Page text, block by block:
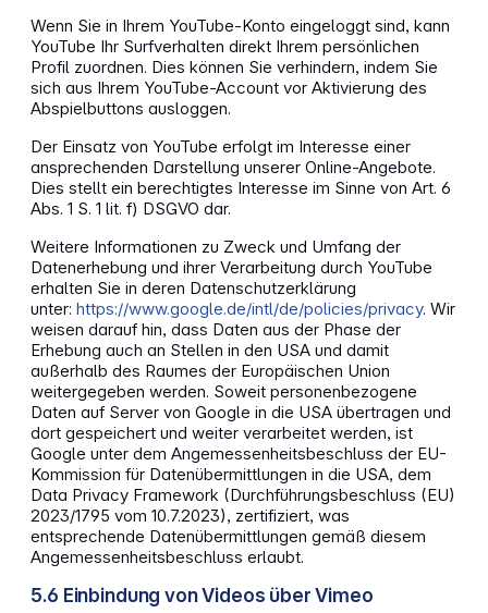
Wenn Sie in Ihrem YouTube-Konto eingeloggt sind, kann
YouTube Ihr Surfverhalten direkt Ihrem persönlichen
Profil zuordnen. Dies können Sie verhindern, indem Sie
sich aus Ihrem YouTube-Account vor Aktivierung des
Abspielbuttons ausloggen.
Der Einsatz von YouTube erfolgt im Interesse einer
ansprechenden Darstellung unserer Online-Angebote.
Dies stellt ein berechtigtes Interesse im Sinne von Art. 6
Abs. 1 S. 1 lit. f) DSGVO dar.
Weitere Informationen zu Zweck und Umfang der
Datenerhebung und ihrer Verarbeitung durch YouTube
erhalten Sie in deren Datenschutzerklärung
unter:https://www.google.de/intl/de/policies/privacy. Wir
weisen darauf hin, dass Daten aus der Phase der
Erhebung auch an Stellen in den USA und damit
außerhalb des Raumes der Europäischen Union
weitergegeben werden. Soweit personenbezogene
Daten auf Server von Google in die USA übertragen und
dort gespeichert und weiter verarbeitet werden, ist
Google unter dem Angemessenheitsbeschluss der EU-
Kommission für Datenübermittlungen in die USA, dem
Data Privacy Framework (Durchführungsbeschluss (EU)
2023/1795 vom 10.7.2023), zertifiziert, was
entsprechende Datenübermittlungen gemäß diesem
Angemessenheitsbeschluss erlaubt.
5.6 Einbindung von Videos über Vimeo